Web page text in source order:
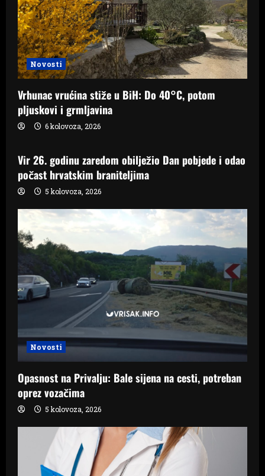
Novosti
Vrhunac vrućina stiže u BiH: Do 40°C, potom
pljuskovi i grmljavina
6 kolovoza, 2026
Samo Hercegovina
Vir 26. godinu zaredom obilježio Dan pobjede i odao
počast hrvatskim braniteljima
5 kolovoza, 2026
Novosti
Opasnost na Privalju: Bale sijena na cesti, potreban
oprez vozačima
5 kolovoza, 2026